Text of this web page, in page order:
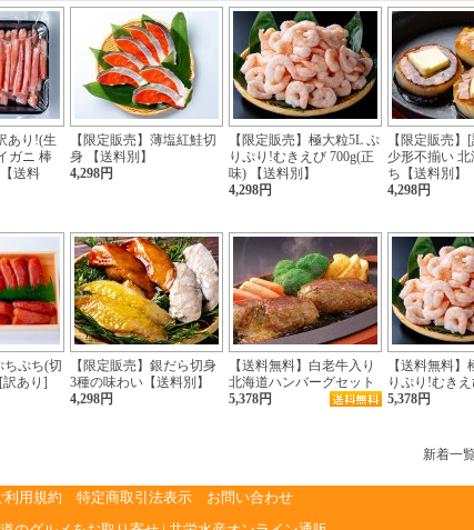
あり!(生
ガニ 棒
送料
【限定販売】薄塩紅鮭切
身 【送料別】
4,298円
【限定販売】極大粒5L ぷ
りぷり!むきえび 700g(正
味) 【送料別】
4,298円
【限定販売
少形不揃い 北
ち【送料別】
4,298円
ちぷち(切
訳あり]
【限定販売】銀だら切身
3種の味わい【送料別】
4,298円
【送料無料】白老牛入り
北海道ハンバーグセット
5,378円
【送料無料
りぷり!むき
5,378円
新着一
利用規約 特定商取引法表示 お問い合わせ